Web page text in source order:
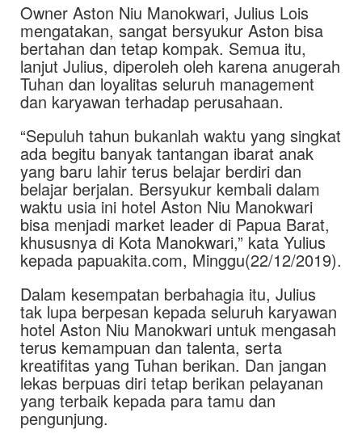
Owner Aston Niu Manokwari, Julius Lois
mengatakan, sangat bersyukur Aston bisa
bertahan dan tetap kompak. Semua itu,
lanjut Julius, diperoleh oleh karena anugerah
Tuhan dan loyalitas seluruh management
dan karyawan terhadap perusahaan.
“Sepuluh tahun bukanlah waktu yang singkat
ada begitu banyak tantangan ibarat anak
yang baru lahir terus belajar berdiri dan
belajar berjalan. Bersyukur kembali dalam
waktu usia ini hotel Aston Niu Manokwari
bisa menjadi market leader di Papua Barat,
khususnya di Kota Manokwari,” kata Yulius
kepada papuakita.com, Minggu(22/12/2019).
Dalam kesempatan berbahagia itu, Julius
tak lupa berpesan kepada seluruh karyawan
hotel Aston Niu Manokwari untuk mengasah
terus kemampuan dan talenta, serta
kreatifitas yang Tuhan berikan. Dan jangan
lekas berpuas diri tetap berikan pelayanan
yang terbaik kepada para tamu dan
pengunjung.